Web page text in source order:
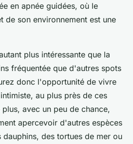
en apnée guidées, où le
de son environnement est une
plus intéressante que la
fréquentée que d'autres spots
donc l'opportunité de vivre
au plus près de ces
avec un peu de chance,
apercevoir d'autres espèces
dauphins, des tortues de mer ou